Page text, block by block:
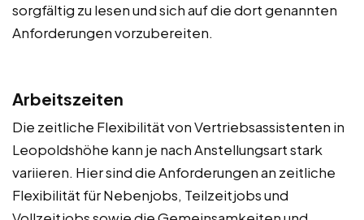
sorgfältig zu lesen und sich auf die dort genannten
Anforderungen vorzubereiten.
Arbeitszeiten
Die zeitliche Flexibilität von Vertriebsassistenten in
Leopoldshöhe kann je nach Anstellungsart stark
variieren. Hier sind die Anforderungen an zeitliche
Flexibilität für Nebenjobs, Teilzeitjobs und